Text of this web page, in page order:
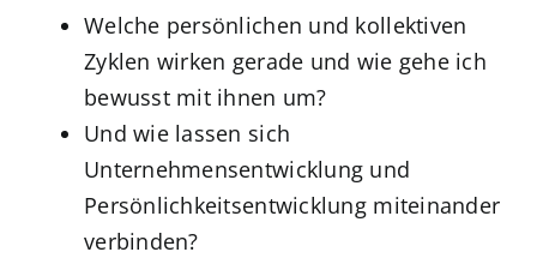
Welche persönlichen und kollektiven
Zyklen wirken gerade und wie gehe ich
bewusst mit ihnen um?
Und wie lassen sich
Unternehmensentwicklung und
Persönlichkeitsentwicklung miteinander
verbinden?